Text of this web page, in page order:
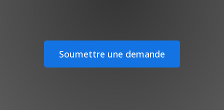
Soumettre une demande